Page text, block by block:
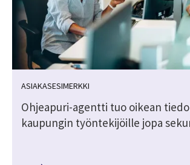
ASIAKASESIMERKKI
Ohjeapuri-agentti tuo oikean
kaupungin työntekijöille jopa